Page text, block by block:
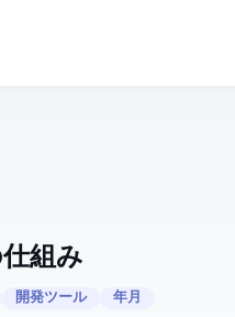
の仕組み
開発ツール 2026年4月